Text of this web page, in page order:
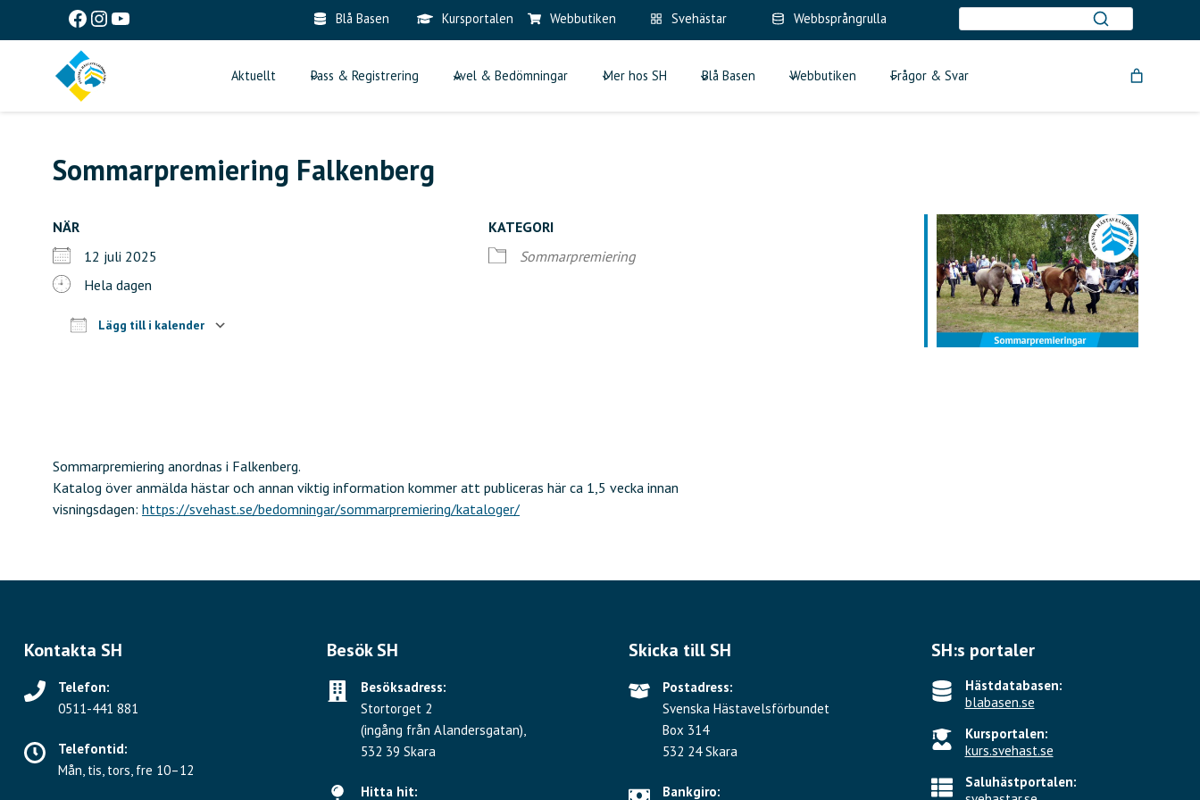
Facebook
Instagram
YouTube Blå Basen Kursportalen Webbutiken Svehästar Webbsprångrulla
Aktuellt Pass & Registrering Avel & Bedömningar Mer hos SH Blå Basen Webbutiken Frågor & Svar
Sommarpremiering Falkenberg
NÄR
12 juli 2025
Hela dagen
Lägg till i kalender
KATEGORI
Sommarpremiering
Sommarpremiering anordnas i Falkenberg.
Katalog över anmälda hästar och annan viktig information kommer att publiceras här ca 1,5 vecka innan
visningsdagen: https://svehast.se/bedomningar/sommarpremiering/kataloger/
Kontakta SH
Telefon:
0511-441 881
Telefontid:
Mån, tis, tors, fre 10–12
Besök SH
Besöksadress:
Stortorget 2
(ingång från Alandersgatan),
532 39 Skara
Hitta hit:
Skicka till SH
Postadress:
Svenska Hästavelsförbundet
Box 314
532 24 Skara
Bankgiro:
SH:s portaler
Hästdatabasen:
blabasen.se
Kursportalen:
kurs.svehast.se
Saluhästportalen: